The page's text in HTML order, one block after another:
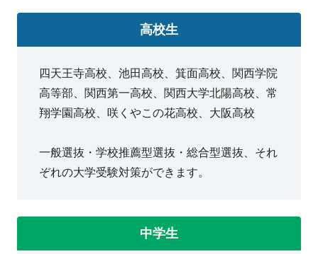
高校生
四天王寺高校、池田高校、箕面高校、関西学院
高等部、関西第一高校、関西大学北陽高校、常
翔学園高校、咲くやこの花高校、大阪高校
一般選抜・学校推薦型選抜・総合型選抜、それ
ぞれの大学受験対策ができます。
中学生